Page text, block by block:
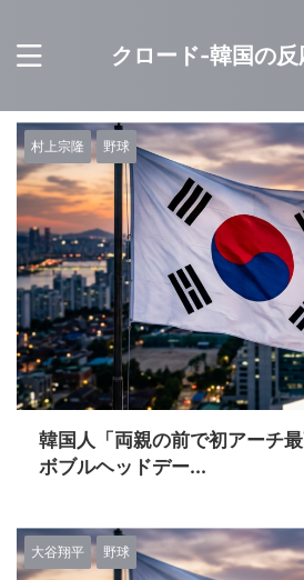
クロード-韓国の
村上宗隆 野球
韓国人「両親の前で初アーチ
ボブルヘッドデー...
大谷翔平 野球